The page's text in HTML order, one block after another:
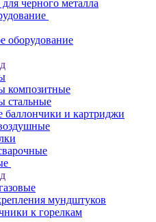
черного металла
оборудование
композитные
стальные
баллончики и картриджи
мундштуков
к горелкам